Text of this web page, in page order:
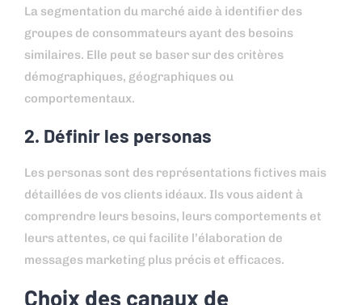
La segmentation du marché aide à identifier des
groupes de consommateurs ayant des besoins
similaires. Elle peut se baser sur des critères
démographiques, géographiques ou
comportementaux.
2. Définir les personas
Les personas sont des représentations fictives mais
détaillées de vos clients idéaux. Ils vous aident à
comprendre leurs besoins, leurs comportements et
leurs attentes, ce qui facilite l’élaboration de
messages marketing plus précis et efficaces.
Choix des canaux de